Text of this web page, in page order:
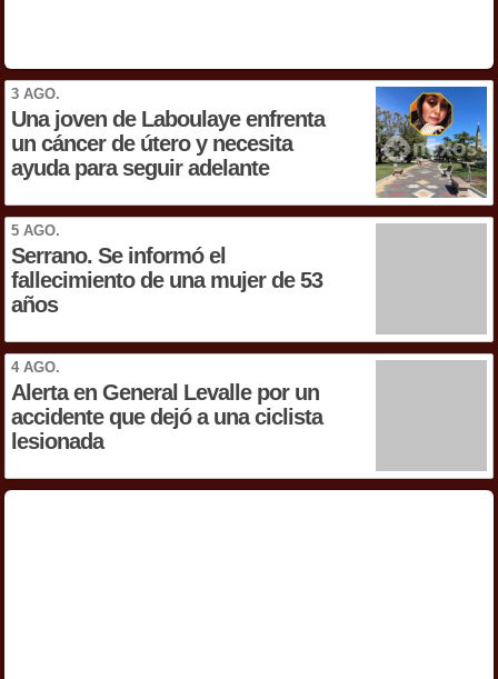
3 AGO.
Una joven de Laboulaye enfrenta
un cáncer de útero y necesita
ayuda para seguir adelante
5 AGO.
Serrano. Se informó el
fallecimiento de una mujer de 53
años
4 AGO.
Alerta en General Levalle por un
accidente que dejó a una ciclista
lesionada